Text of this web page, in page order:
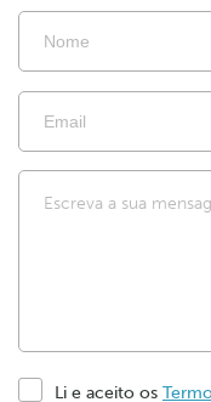
Li e aceito os